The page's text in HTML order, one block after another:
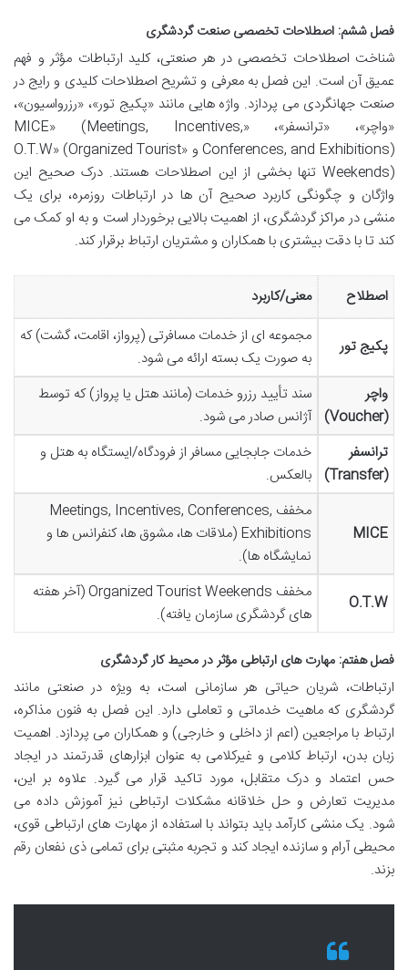
فصل ششم: اصطلاحات تخصصی صنعت گردشگری
شناخت اصطلاحات تخصصی در هر صنعتی، کلید ارتباطات مؤثر و فهم
عمیق آن است. این فصل به معرفی و تشریح اصطلاحات کلیدی و رایج در
صنعت جهانگردی می پردازد. واژه هایی مانند «پکیج تور»، «رزرواسیون»،
«واچر»، «ترانسفر»، «MICE» (Meetings, Incentives,
Conferences, and Exhibitions) و «O.T.W» (Organized Tourist
Weekends) تنها بخشی از این اصطلاحات هستند. درک صحیح این
واژگان و چگونگی کاربرد صحیح آن ها در ارتباطات روزمره، برای یک
منشی در مراکز گردشگری، از اهمیت بالایی برخوردار است و به او کمک می
کند تا با دقت بیشتری با همکاران و مشتریان ارتباط برقرار کند.
اصطلاح معنی/کاربرد
پکیج تور
مجموعه ای از خدمات مسافرتی (پرواز، اقامت، گشت) که
به صورت یک بسته ارائه می شود.
واچر
(Voucher)
سند تأیید رزرو خدمات (مانند هتل یا پرواز) که توسط
آژانس صادر می شود.
ترانسفر
(Transfer)
خدمات جابجایی مسافر از فرودگاه/ایستگاه به هتل و
بالعکس.
MICE
مخفف Meetings, Incentives, Conferences,
Exhibitions (ملاقات ها، مشوق ها، کنفرانس ها و
نمایشگاه ها).
O.T.W
مخفف Organized Tourist Weekends (آخر هفته
های گردشگری سازمان یافته).
فصل هفتم: مهارت های ارتباطی مؤثر در محیط کار گردشگری
ارتباطات، شریان حیاتی هر سازمانی است، به ویژه در صنعتی مانند
گردشگری که ماهیت خدماتی و تعاملی دارد. این فصل به فنون مذاکره،
ارتباط با مراجعین (اعم از داخلی و خارجی) و همکاران می پردازد. اهمیت
زبان بدن، ارتباط کلامی و غیرکلامی به عنوان ابزارهای قدرتمند در ایجاد
حس اعتماد و درک متقابل، مورد تاکید قرار می گیرد. علاوه بر این،
مدیریت تعارض و حل خلاقانه مشکلات ارتباطی نیز آموزش داده می
شود. یک منشی کارآمد باید بتواند با استفاده از مهارت های ارتباطی قوی،
محیطی آرام و سازنده ایجاد کند و تجربه مثبتی برای تمامی ذی نفعان رقم
بزند.